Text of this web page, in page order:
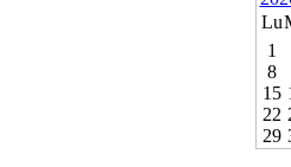
Lu
1
8
15
22
29